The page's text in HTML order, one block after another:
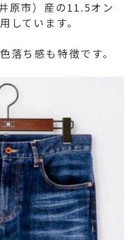
原市）産の11.5オン
しています。
落ち感も特徴です。